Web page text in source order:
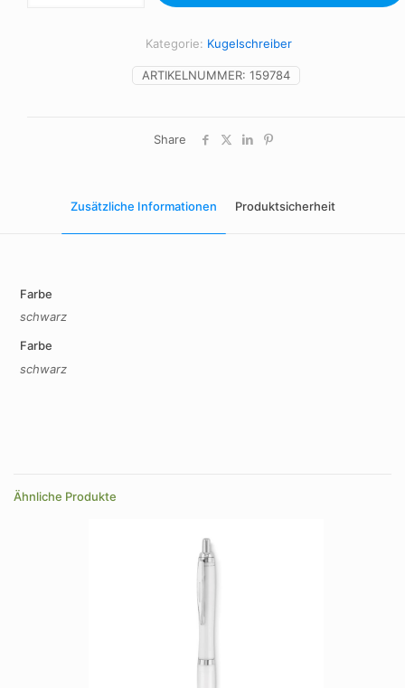
ARTIKELNUMMER: 159784
Kategorie: Kugelschreiber
Share
Zusätzliche Informationen Produktsicherheit
Farbe
schwarz
Farbe
schwarz
Ähnliche Produkte